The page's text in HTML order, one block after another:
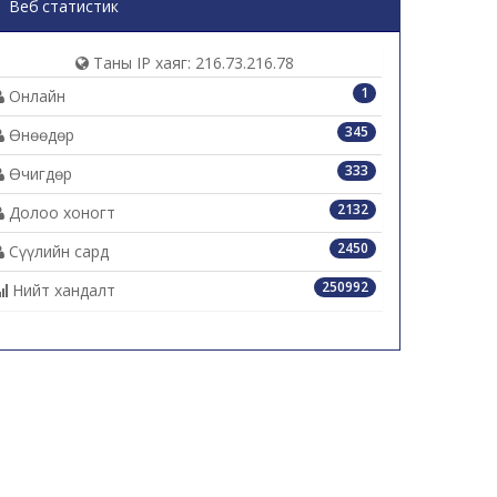
Веб статистик
Таны IP хаяг: 216.73.216.78
1
Онлайн
345
Өнөөдөр
333
Өчигдөр
2132
Долоо хоногт
2450
Сүүлийн сард
250992
Нийт хандалт